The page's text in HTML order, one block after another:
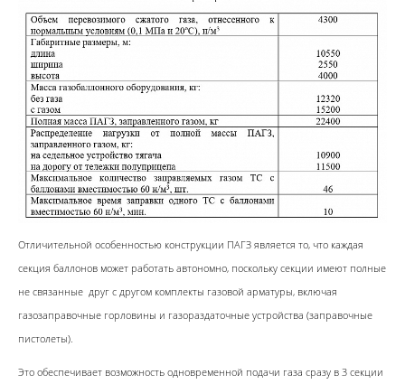
Отличительной особенностью конструкции ПАГЗ является то, что каждая
секция баллонов может работать автономно, поскольку секции имеют полные
не связанные друг с другом комплекты газовой арматуры, включая
газозаправочные горловины и газораздаточные устройства (заправочные
пистолеты).
Это обеспечивает возможность одновременной подачи газа сразу в 3 секции